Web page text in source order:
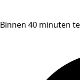
Binnen 40 minuten